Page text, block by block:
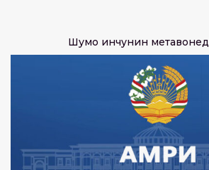
Шумо инчунин метавонед